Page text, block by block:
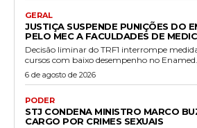
GERAL
JUSTIÇA SUSPENDE PUNIÇÕES DO
PELO MEC A FACULDADES DE
Decisão liminar do TRF1 interrompe
cursos com baixo desempenho no Enamed...
6 de agosto de 2026
PODER
STJ CONDENA MINISTRO MARCO
CARGO POR CRIMES SEXUAIS